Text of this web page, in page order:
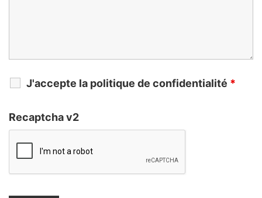
J'accepte la politique de confidentialité *
Recaptcha v2